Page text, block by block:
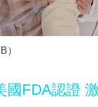
）
國FDA認證